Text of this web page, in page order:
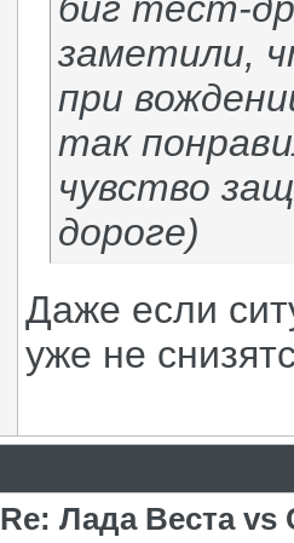
заметили,
при
так
чувство
дороге)
Даже если
уже не
Re: Лада Веста vs